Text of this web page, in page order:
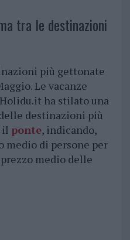
tra le destinazioni
più gettonate
Le vacanze
ha stilato una
destinazioni più
il ponte, indicando,
medio di persone per
medio delle